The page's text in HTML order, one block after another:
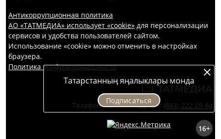
Татарстанның яңалыклары монда
Подписаться
Антикоррупционная политика
АО «ТАТМЕДИА» использует «cookie» для персонализации
сервисов и удобства пользователей сайтом.
Использование «cookie» можно отменить в настройках
браузера.
Политика конфиденциальности
Телефон АО «ТАТМЕДИА»: (843) 222 09 84
16+